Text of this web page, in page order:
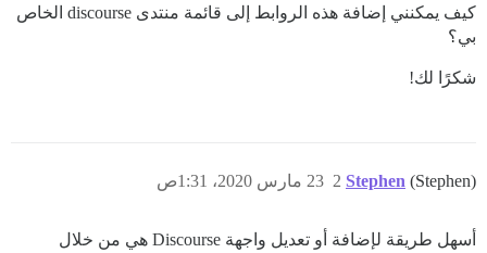
كيف يمكنني إضافة هذه الروابط إلى قائمة منتدى discourse الخاص
بي؟
شكرًا لك!
Stephen (Stephen) 23 مارس 2020، 1:31ص 2
أسهل طريقة لإضافة أو تعديل واجهة Discourse هي من خلال